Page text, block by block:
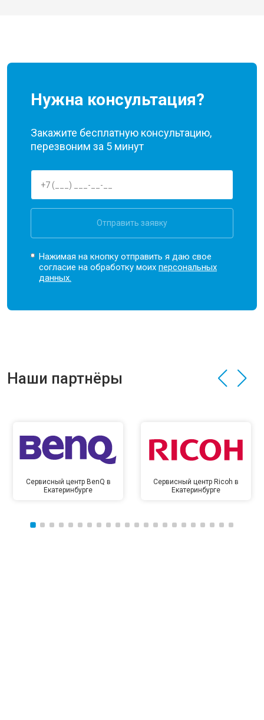
Нужна консультация?
Закажите бесплатную консультацию,
перезвоним за 5 минут
Отправить заявку
Нажимая на кнопку отправить я даю свое
согласие на обработку моихперсональных
данных.
Наши партнёры
Сервисный центр BenQ в
Екатеринбурге
Сервисный центр Ricoh в
Екатеринбурге